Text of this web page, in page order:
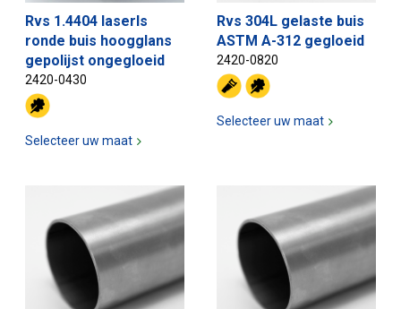
Rvs 1.4404 laserls
ronde buis hoogglans
gepolijst ongegloeid
2420-0430
Selecteer uw maat
Rvs 304L gelaste buis
ASTM A-312 gegloeid
2420-0820
Selecteer uw maat